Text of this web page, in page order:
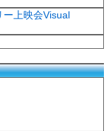
ー上映会Visual